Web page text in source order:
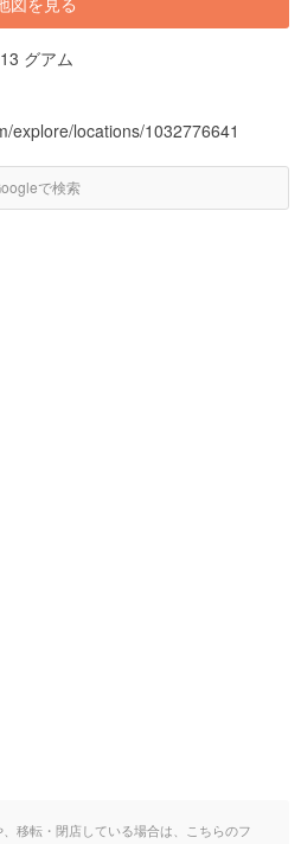
グアム
explore/locations/1032776641
で検索
移転・閉店している場合は、こちらのフ